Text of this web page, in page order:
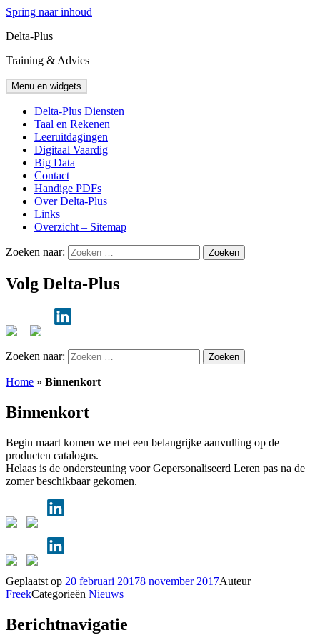
Spring naar inhoud
Delta-Plus
Training & Advies
Menu en widgets
Delta-Plus Diensten
Taal en Rekenen
Leeruitdagingen
Digitaal Vaardig
Big Data
Contact
Handige PDFs
Over Delta-Plus
Links
Overzicht – Sitemap
Zoeken naar:
Volg Delta-Plus
Zoeken naar:
Home » Binnenkort
Binnenkort
Begin maart komen we met een belangrijke aanvulling op de
producten catalogus.
Helaas is de ondersteuning voor Gepersonaliseerd Leren pas na de
zomer beschikbaar gekomen.
Geplaatst op 20 februari 20178 november 2017Auteur
FreekCategorieën Nieuws
Berichtnavigatie